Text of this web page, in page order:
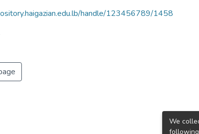
handle/123456789/1458
We